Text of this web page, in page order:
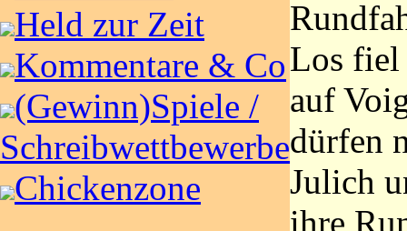
Held zur Zeit
Kommentare & Co
(Gewinn)Spiele /
Schreibwettbewerbe
Chickenzone
Los fiel
auf
dürfen
Julich
ihre